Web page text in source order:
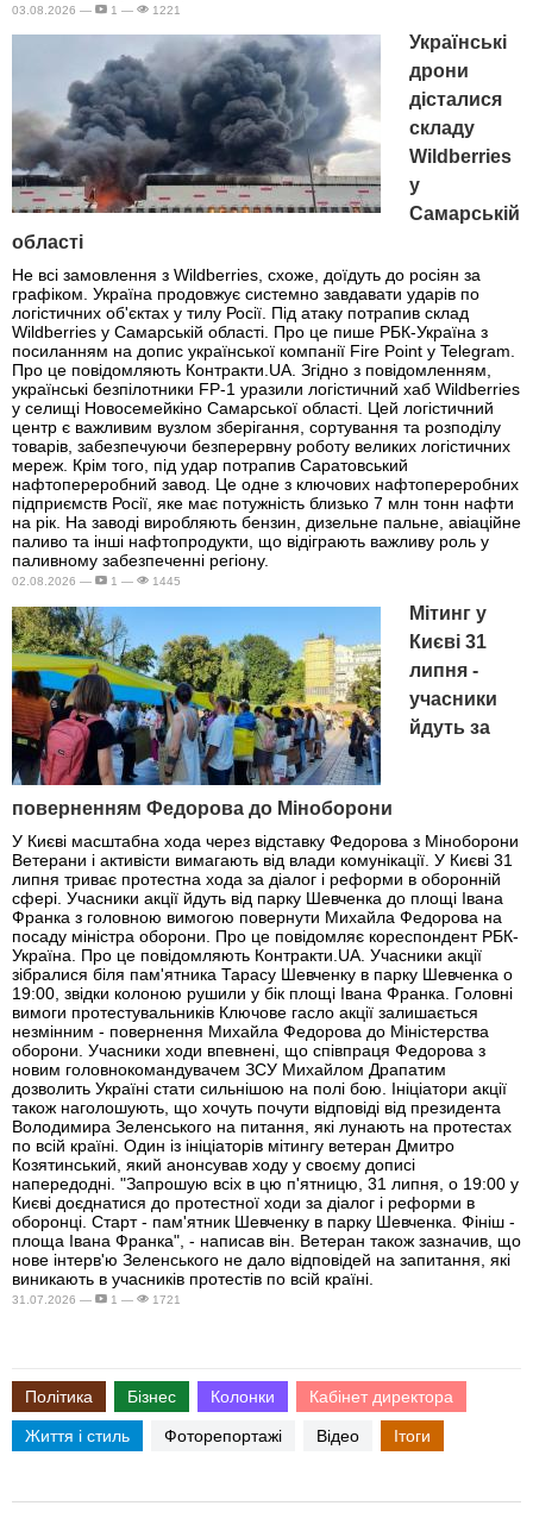
03.08.2026 — 1 — 1221
Українські
дрони
дісталися
складу
Wildberries
у
Самарській
області
Не всі замовлення з Wildberries, схоже, доїдуть до росіян за
графіком. Україна продовжує системно завдавати ударів по
логістичних об'єктах у тилу Росії. Під атаку потрапив склад
Wildberries у Самарській області. Про це пише РБК-Україна з
посиланням на допис української компанії Fire Point у Telegram.
Про це повідомляють Контракти.UA. Згідно з повідомленням,
українські безпілотники FP-1 уразили логістичний хаб Wildberries
у селищі Новосемейкіно Самарської області. Цей логістичний
центр є важливим вузлом зберігання, сортування та розподілу
товарів, забезпечуючи безперервну роботу великих логістичних
мереж. Крім того, під удар потрапив Саратовський
нафтопереробний завод. Це одне з ключових нафтопереробних
підприємств Росії, яке має потужність близько 7 млн тонн нафти
на рік. На заводі виробляють бензин, дизельне пальне, авіаційне
паливо та інші нафтопродукти, що відіграють важливу роль у
паливному забезпеченні регіону.
02.08.2026 — 1 — 1445
Мітинг у
Києві 31
липня -
учасники
йдуть за
поверненням Федорова до Міноборони
У Києві масштабна хода через відставку Федорова з Міноборони
Ветерани і активісти вимагають від влади комунікації. У Києві 31
липня триває протестна хода за діалог і реформи в оборонній
сфері. Учасники акції йдуть від парку Шевченка до площі Івана
Франка з головною вимогою повернути Михайла Федорова на
посаду міністра оборони. Про це повідомляє кореспондент РБК-
Україна. Про це повідомляють Контракти.UA. Учасники акції
зібралися біля пам'ятника Тарасу Шевченку в парку Шевченка о
19:00, звідки колоною рушили у бік площі Івана Франка. Головні
вимоги протестувальників Ключове гасло акції залишається
незмінним - повернення Михайла Федорова до Міністерства
оборони. Учасники ходи впевнені, що співпраця Федорова з
новим головнокомандувачем ЗСУ Михайлом Драпатим
дозволить Україні стати сильнішою на полі бою. Ініціатори акції
також наголошують, що хочуть почути відповіді від президента
Володимира Зеленського на питання, які лунають на протестах
по всій країні. Один із ініціаторів мітингу ветеран Дмитро
Козятинський, який анонсував ходу у своєму дописі
напередодні. "Запрошую всіх в цю п'ятницю, 31 липня, о 19:00 у
Києві доєднатися до протестної ходи за діалог і реформи в
оборонці. Старт - пам'ятник Шевченку в парку Шевченка. Фініш -
площа Івана Франка", - написав він. Ветеран також зазначив, що
нове інтерв'ю Зеленського не дало відповідей на запитання, які
виникають в учасників протестів по всій країні.
31.07.2026 — 1 — 1721
Політика Бізнес Колонки Кабінет директора
Життя і стиль Фоторепортажі Відео Ітоги